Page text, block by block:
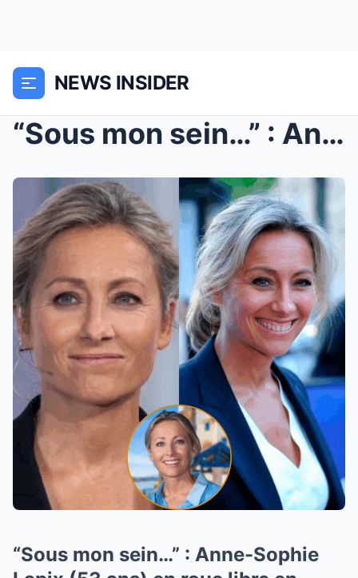
NEWS INSIDER
“Sous mon sein…” : Anne-Sophie Lapix (53 ans) en r...
“Sous mon sein…” : Anne-Sophie